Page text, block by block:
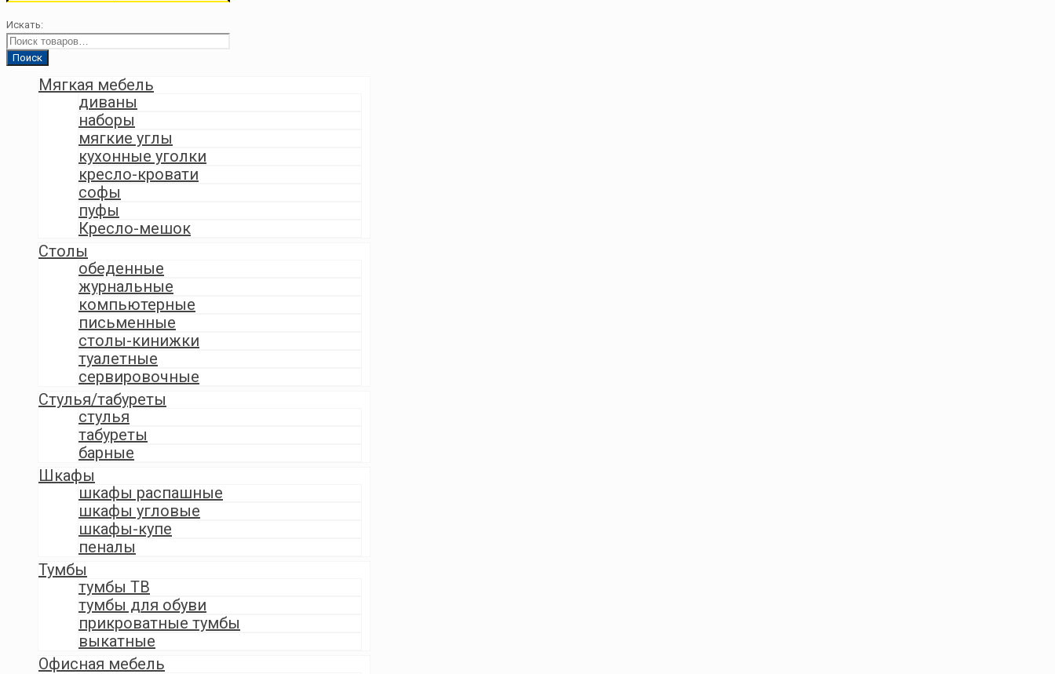
Искать:
Мягкая мебель
диваны
наборы
мягкие углы
кухонные уголки
кресло-кровати
софы
пуфы
Кресло-мешок
Столы
обеденные
журнальные
компьютерные
письменные
столы-кинижки
туалетные
сервировочные
Стулья/табуреты
стулья
табуреты
барные
Шкафы
шкафы распашные
шкафы угловые
шкафы-купе
пеналы
Тумбы
тумбы ТВ
тумбы для обуви
прикроватные тумбы
выкатные
Офисная мебель